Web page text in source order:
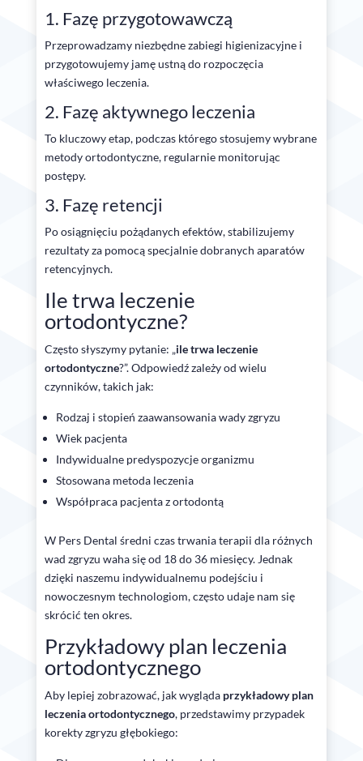
1. Fazę przygotowawczą
Przeprowadzamy niezbędne zabiegi higienizacyjne i
przygotowujemy jamę ustną do rozpoczęcia
właściwego leczenia.
2. Fazę aktywnego leczenia
To kluczowy etap, podczas którego stosujemy wybrane
metody ortodontyczne, regularnie monitorując
postępy.
3. Fazę retencji
Po osiągnięciu pożądanych efektów, stabilizujemy
rezultaty za pomocą specjalnie dobranych aparatów
retencyjnych.
Ile trwa leczenie
ortodontyczne?
Często słyszymy pytanie: „ile trwa leczenie
ortodontyczne?”. Odpowiedź zależy od wielu
czynników, takich jak:
Rodzaj i stopień zaawansowania wady zgryzu
Wiek pacjenta
Indywidualne predyspozycje organizmu
Stosowana metoda leczenia
Współpraca pacjenta z ortodontą
W Pers Dental średni czas trwania terapii dla różnych
wad zgryzu waha się od 18 do 36 miesięcy. Jednak
dzięki naszemu indywidualnemu podejściu i
nowoczesnym technologiom, często udaje nam się
skrócić ten okres.
Przykładowy plan leczenia
ortodontycznego
Aby lepiej zobrazować, jak wygląda przykładowy plan
leczenia ortodontycznego, przedstawimy przypadek
korekty zgryzu głębokiego: